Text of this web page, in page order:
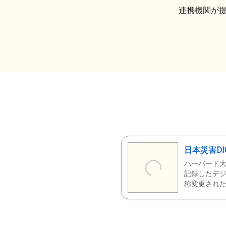
連携機関が
日本災害
ハーバード
記録したデ
称変更された